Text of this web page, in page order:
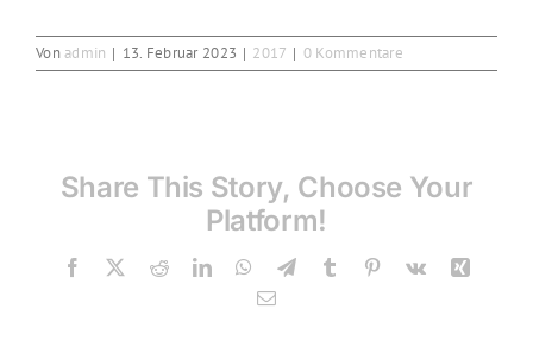
Vonadmin | 13. Februar 2023 | 2017 | 0 Kommentare
Share This Story, Choose Your
Platform!
Facebook RedditLinkedInWhatsApp
TelegramTumblr Pinterest
Vk
E-